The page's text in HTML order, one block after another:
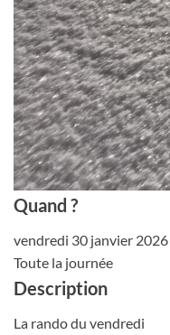
Quand ?
vendredi 30 janvier 2026
Toute la journée
Description
La rando du vendredi